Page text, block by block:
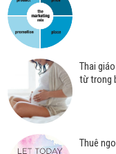
Thai
từ trong
Thuê